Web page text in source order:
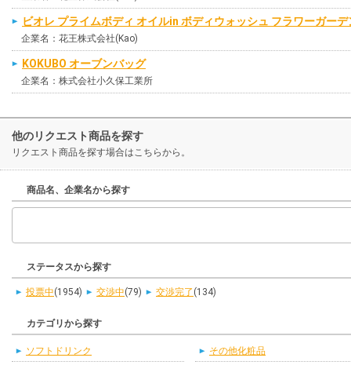
ビオレ プライムボディ オイルin ボディウォッシュ フラワーガー
企業名：花王株式会社(Kao)
KOKUBO オーブンバッグ
企業名：株式会社小久保工業所
他のリクエスト商品を探す
リクエスト商品を探す場合はこちらから。
商品名、企業名から探す
ステータスから探す
投票中(1954) 交渉中(79) 交渉完了 (134)
カテゴリから探す
ソフトドリンク
その他化粧品